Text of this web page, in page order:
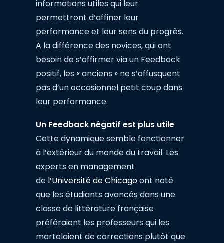
informations utiles qui leur
permettront d’affiner leur
performance et leur sens du progrès.
A la différence des novices, qui ont
besoin de s’affirmer via un Feedback
positif, les « anciens » ne s’offusquent
pas d’un occasionnel petit coup dans
leur performance.
Un Feedback négatif est plus utile
Cette dynamique semble fonctionner
à l’extérieur du monde du travail. Les
experts en management
de l’Université de Chicagoont noté
que les étudiants avancés dans une
classe de littérature française
préféraient les professeurs qui les
martelaient de corrections plutôt que